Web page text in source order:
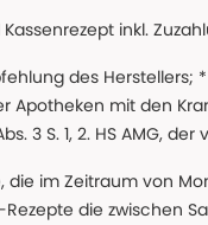
inkl.
des
Apotheken mit den
3 S. 1, 2. HS AMG,
im Zeitraum von
die zwischen